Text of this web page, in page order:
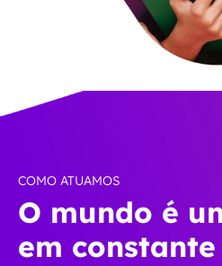
COMO ATUAMOS
O mundo é
em